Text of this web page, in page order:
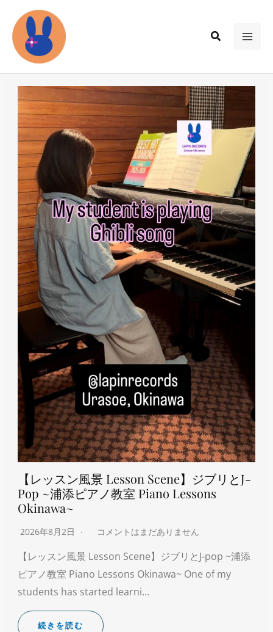
検
【レッスン風景 Lesson Scene】ジブリとJ-
Pop ~浦添ピアノ教室 Piano Lessons
Okinawa~
2026年8月2日 コメントはまだありません
【レッスン風景 Lesson Scene】ジブリとJ-pop ~浦添
ピアノ教室 Piano Lessons Okinawa~ One of my
students has started learni…
続きを読む